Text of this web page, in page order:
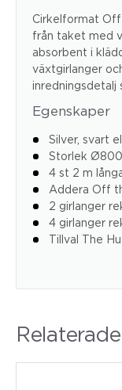
Cirkelformat Off
från taket med
absorbent i
växtgirlanger
inredningsdetalj
Egenskaper
Silver, svart
Storlek Ø800
4 st 2 m
Addera Off
2 girlanger
4 girlanger
Tillval The